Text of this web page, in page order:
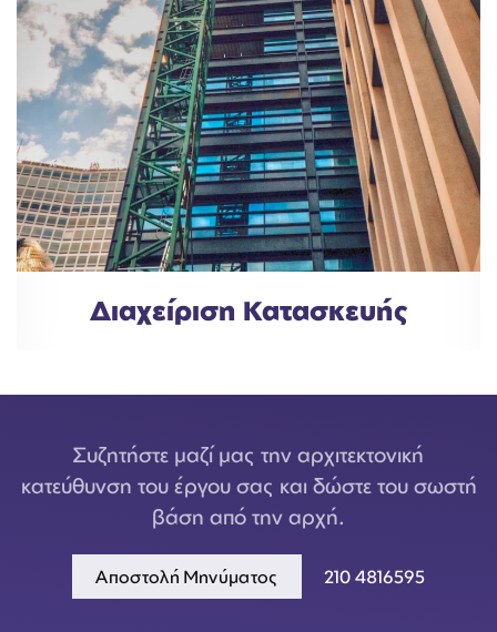
Διαχείριση Κατασκευής
Συζητήστε μαζί μας την αρχιτεκτονική
κατεύθυνση του έργου σας και δώστε του σωστή
βάση από την αρχή.
Αποστολή Μηνύματος 210 4816595